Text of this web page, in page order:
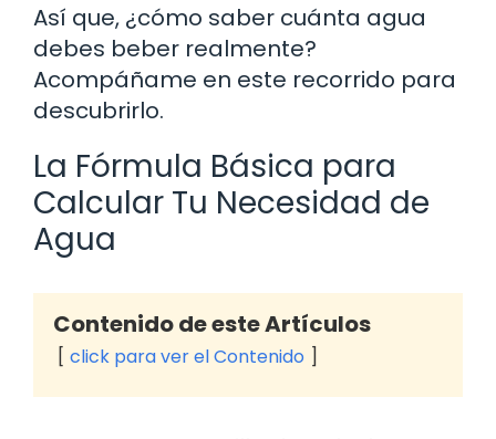
Así que, ¿cómo saber cuánta agua
debes beber realmente?
Acompáñame en este recorrido para
descubrirlo.
La Fórmula Básica para
Calcular Tu Necesidad de
Agua
Contenido de este Artículos
click para ver el Contenido